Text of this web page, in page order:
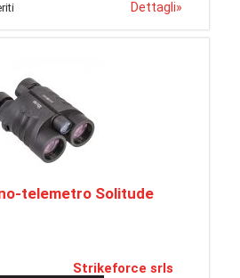
Dettagli»
telemetro Solitude
Strikeforce srls